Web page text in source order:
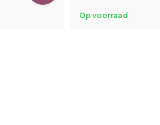
Op voorraad